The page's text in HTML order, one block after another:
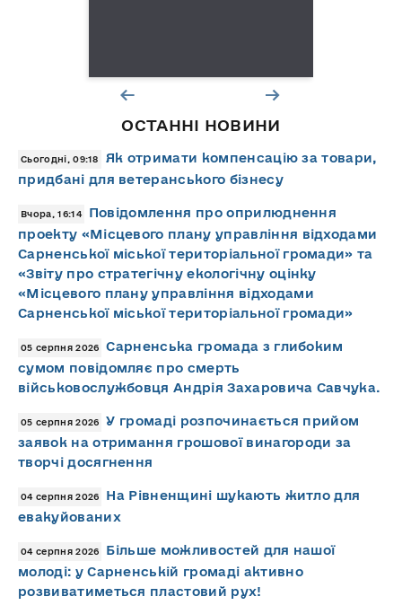
ОСТАННІ НОВИНИ
Сьогодні, 09:18
Як отримати компенсацію за товари,
придбані для ветеранського бізнесу
Вчора, 16:14
Повідомлення про оприлюднення
проекту «Місцевого плану управління відходами
Сарненської міської територіальної громади» та
«Звіту про стратегічну екологічну оцінку
«Місцевого плану управління відходами
Сарненської міської територіальної громади»
05 серпня 2026
Сарненська громада з глибоким
сумом повідомляє про смерть
військовослужбовця Андрія Захаровича Савчука.
05 серпня 2026
У громаді розпочинається прийом
заявок на отримання грошової винагороди за
творчі досягнення
04 серпня 2026
На Рівненщині шукають житло для
евакуйованих
04 серпня 2026
Більше можливостей для нашої
молоді: у Сарненській громаді активно
розвиватиметься пластовий рух!